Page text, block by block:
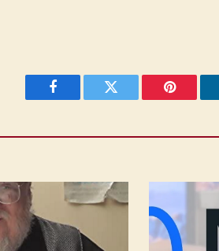
Facebook Twitter Pinterest